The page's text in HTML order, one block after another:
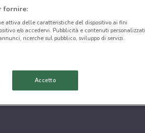
fornire:
attiva delle caratteristiche del dispositivo ai fini
e/o accedervi. Pubblicità e contenuti
ricerche sul pubblico, sviluppo di servizi.
Accetto